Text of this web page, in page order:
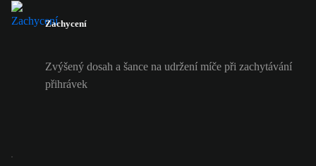
Zachycení
Zvýšený dosah a šance na udržení míče při zachytávání
přihrávek